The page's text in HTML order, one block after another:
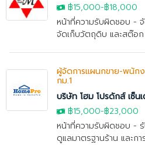
฿15,000-฿18,000
หน้าที่ความรับผิดชอบ -
จัดเก็บวัตถุดิบ และสต๊อ
ผู้จัดการแผนกขาย-พนักง
กม.1
บริษัท โฮม โปรดักส์ เซ็น
฿15,000-฿23,000
หน้าที่ความรับผิดชอบ -
ดูแลมาตรฐานร้าน และกา